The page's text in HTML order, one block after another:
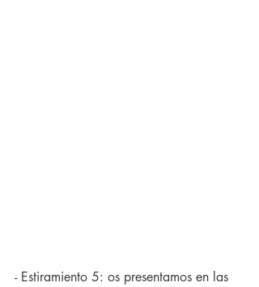
- Estiramiento 5: os presentamos en las